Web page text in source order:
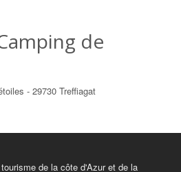
de
- 29730 Treffiagat
de la côte d'Azur et de la